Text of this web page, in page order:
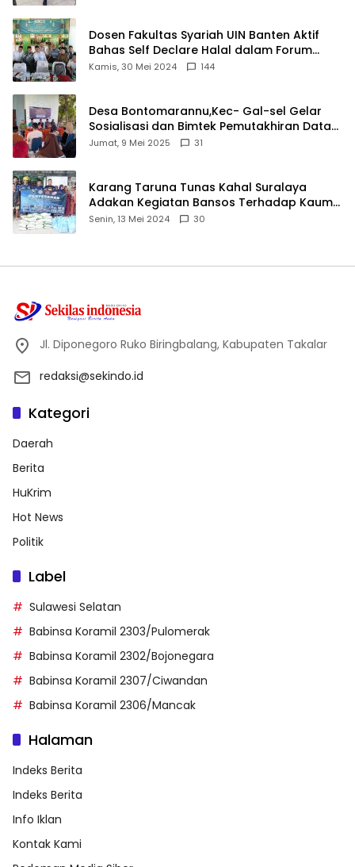
Dosen Fakultas Syariah UIN Banten Aktif
Bahas Self Declare Halal dalam Forum
Ijtima Ulama MUI
Kamis, 30 Mei 2024 144
Desa Bontomarannu,Kec- Gal-sel Gelar
Sosialisasi dan Bimtek Pemutakhiran Data
ID
Jumat, 9 Mei 2025 31
Karang Taruna Tunas Kahal Suralaya
Adakan Kegiatan Bansos Terhadap Kaum
Dhuafa dan Anak Yatim-Piatu
Senin, 13 Mei 2024 30
Jl. Diponegoro Ruko Biringbalang, Kabupaten Takalar
redaksi@sekindo.id
Kategori
Daerah
Berita
HuKrim
Hot News
Politik
Label
Sulawesi Selatan
Babinsa Koramil 2303/Pulomerak
Babinsa Koramil 2302/Bojonegara
Babinsa Koramil 2307/Ciwandan
Babinsa Koramil 2306/Mancak
Halaman
Indeks Berita
Indeks Berita
Info Iklan
Kontak Kami